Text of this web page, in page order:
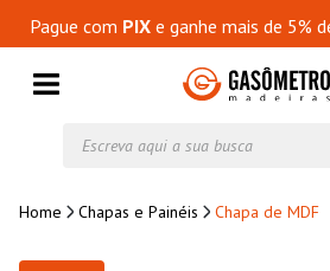
Pague com PIXe ganhe mais de 5%
Chapas e Painéis Chapa de MDF